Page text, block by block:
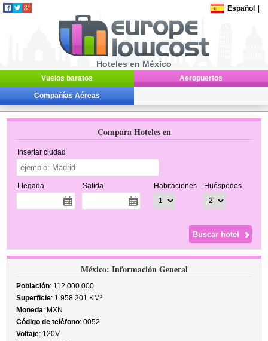
Español
Hoteles en México
Vuelos baratos Aeropuertos
Compañías Aéreas
Compara Hoteles en
Insertar ciudad
Llegada Salida Habitaciones Huéspedes
México: Información General
Población: 112.000.000
Superficie: 1.958.201 KM²
Moneda: MXN
Código de teléfono: 0052
Voltaje: 120V